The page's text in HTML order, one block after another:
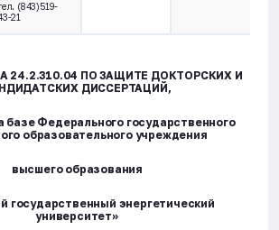
(843)519-
21
24.2.310.04 ПО ЗАЩИТЕ ДОКТОРСКИХ И
ДИССЕРТАЦИЙ,
базе Федерального государственного
образовательного учреждения
высшего образования
государственный энергетический
университет»